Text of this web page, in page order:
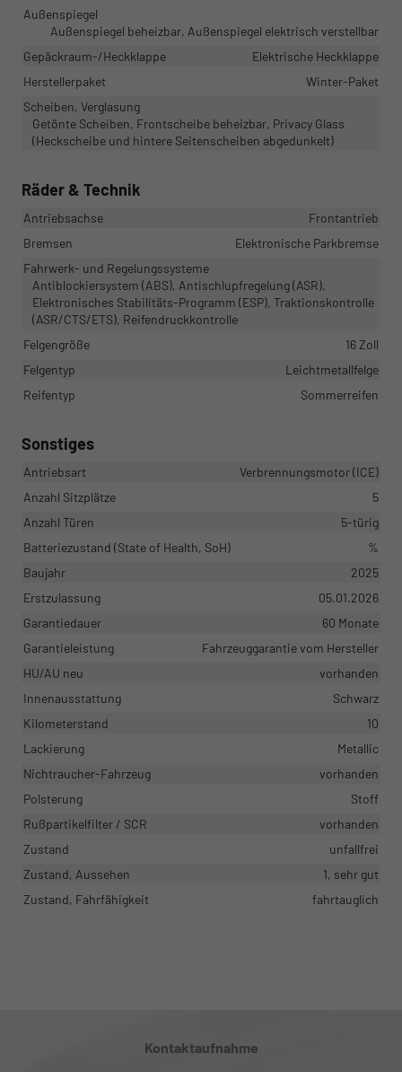
Außenspiegel
Außenspiegel beheizbar, Außenspiegel elektrisch verstellbar
Gepäckraum-/Heckklappe
Elektrische Heckklappe
Herstellerpaket
Winter-Paket
Scheiben, Verglasung
Getönte Scheiben, Frontscheibe beheizbar, Privacy Glass
(Heckscheibe und hintere Seitenscheiben abgedunkelt)
Räder & Technik
Antriebsachse
Frontantrieb
Bremsen
Elektronische Parkbremse
Fahrwerk- und Regelungssysteme
Antiblockiersystem (ABS), Antischlupfregelung (ASR),
Elektronisches Stabilitäts-Programm (ESP), Traktionskontrolle
(ASR/CTS/ETS), Reifendruckkontrolle
Felgengröße
16 Zoll
Felgentyp
Leichtmetallfelge
Reifentyp
Sommerreifen
Sonstiges
Antriebsart
Verbrennungsmotor (ICE)
Anzahl Sitzplätze
5
Anzahl Türen
5-türig
Batteriezustand (State of Health, SoH)
%
Baujahr
2025
Erstzulassung
05.01.2026
Garantiedauer
60 Monate
Garantieleistung
Fahrzeuggarantie vom Hersteller
HU/AU neu
vorhanden
Innenausstattung
Schwarz
Kilometerstand
10
Lackierung
Metallic
Nichtraucher-Fahrzeug
vorhanden
Polsterung
Stoff
Rußpartikelfilter / SCR
vorhanden
Zustand
unfallfrei
Zustand, Aussehen
1, sehr gut
Zustand, Fahrfähigkeit
fahrtauglich
Kontaktaufnahme